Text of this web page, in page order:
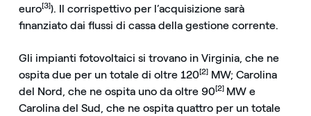
euro[3]). Il corrispettivo per l’acquisizione sarà
finanziato dai flussi di cassa della gestione corrente.
Gli impianti fotovoltaici si trovano in Virginia, che ne
ospita due per un totale di oltre 120[2]MW; Carolina
del Nord, che ne ospita uno da oltre 90[2] MW e
Carolina del Sud, che ne ospita quattro per un totale